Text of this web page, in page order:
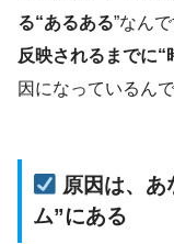
る“あるある”なん
反映されるまでに“
因になっているんで
原因は、あ
ム”にある